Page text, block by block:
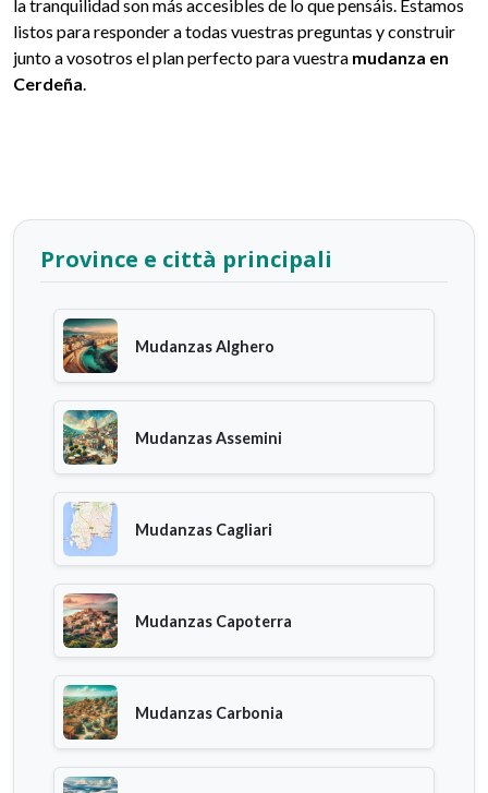
la tranquilidad son más accesibles de lo que pensáis. Estamos
listos para responder a todas vuestras preguntas y construir
junto a vosotros el plan perfecto para vuestra mudanza en
Cerdeña.
Province e città principali
Mudanzas Alghero
Mudanzas Assemini
Mudanzas Cagliari
Mudanzas Capoterra
Mudanzas Carbonia